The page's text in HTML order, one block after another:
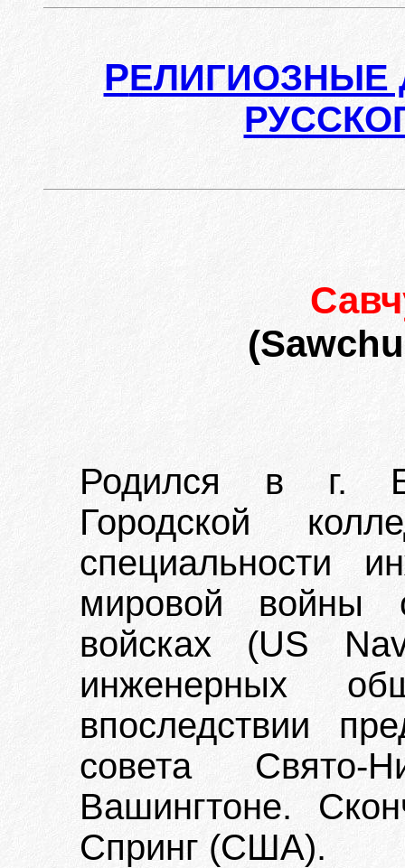
РЕЛИГИОЗНЫЕ
Родился в г.
Городской
специальности
мировой войны
войсках (US
инженерных
впоследствии
совета Свято-
Вашингтоне.
Спринг (США).